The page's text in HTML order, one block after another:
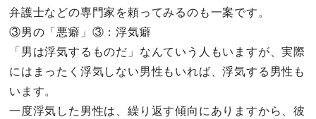
弁護士などの専門家を頼ってみるのも一案です。
③男の「悪癖」③：浮気癖
「男は浮気するものだ」なんていう人もいますが、実際
にはまったく浮気しない男性もいれば、浮気する男性も
います。
一度浮気した男性は、繰り返す傾向にありますから、彼